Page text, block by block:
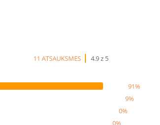
11 ATSAUKSMES 4.9 z 5
91%
9%
0%
0%